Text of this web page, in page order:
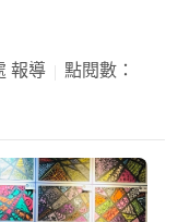
報導
點閱數：